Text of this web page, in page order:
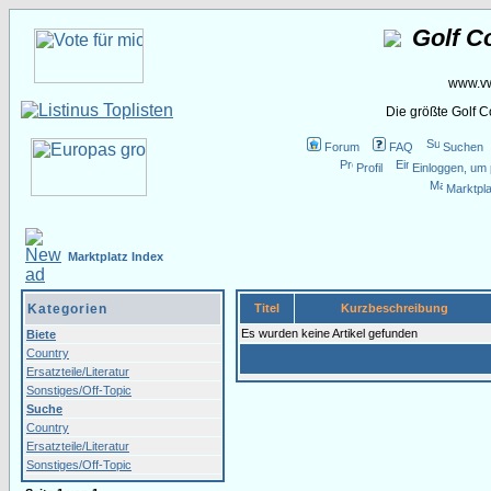
Golf
Die größte Golf
Forum FAQ
Suchen
Profil
Einloggen,
Marktplatz Index
Kategorien
Biete
Country
Ersatzteile/Literatur
Sonstiges/Off-Topic
Suche
Country
Ersatzteile/Literatur
Sonstiges/Off-Topic
Titel
Kurzbeschreibung
Es wurden keine Artikel gefunden